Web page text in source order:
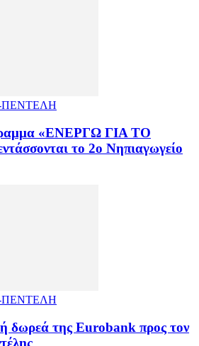
ΠΕΝΤΕΛΗ
«ΕΝΕΡΓΩ ΓΙΑ ΤΟ
το 2ο Νηπιαγωγείο
ΠΕΝΤΕΛΗ
δωρεά της Eurobank προς τον